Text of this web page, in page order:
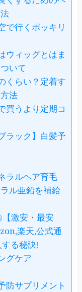
で行くポッキリ
ウィッグとはま
いて
くらい？定着す
法
買うより定期コ
ラック】白髪予
ラルヘア育毛
ル亜鉛を補給
激安・最安
楽天,公式通
る秘訣!
グケア
防サプリメント